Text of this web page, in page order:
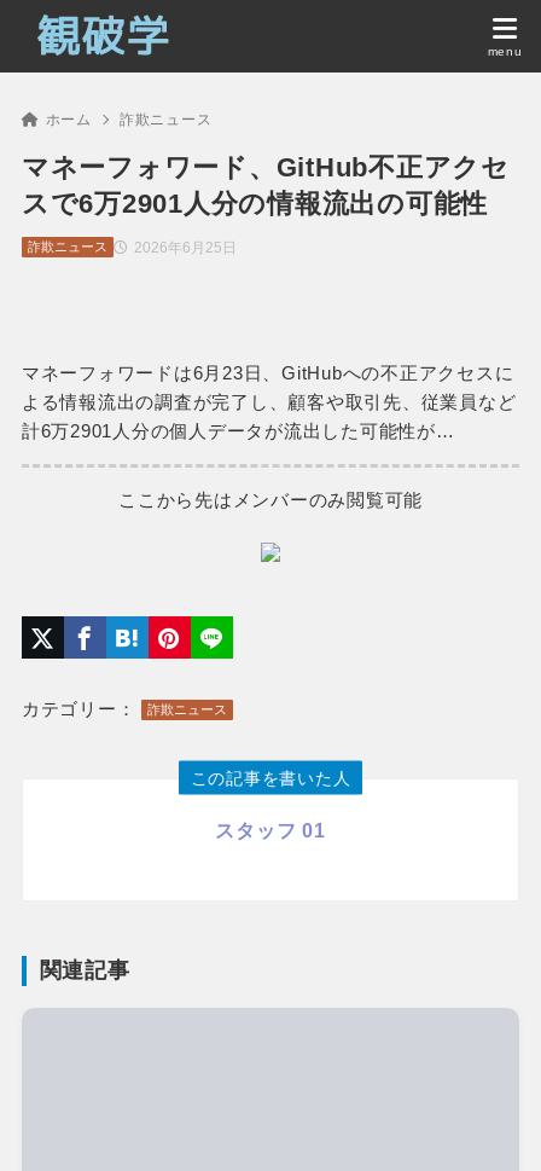
ホーム 詐欺ニュース
マネーフォワード、GitHub不正アクセ
スで6万2901人分の情報流出の可能性
2026年6月25日
詐欺ニュース
マネーフォワードは6月23日、GitHubへの不正アクセスに
よる情報流出の調査が完了し、顧客や取引先、従業員など
計6万2901人分の個人データが流出した可能性が…
ここから先はメンバーのみ閲覧可能
カテゴリー： 詐欺ニュース
この記事を書いた人
スタッフ 01
関連記事